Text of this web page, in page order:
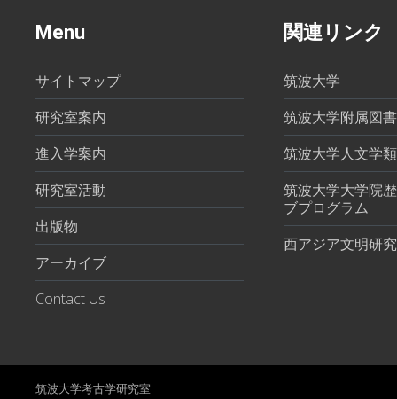
Menu
サイトマップ
研究室案内
進入学案内
研究室活動
出版物
アーカイブ
Contact Us
関連リンク
筑波大学
筑波大学附属図
筑波大学人文学類
筑波大学大学院
ブプログラム
西アジア文明研
筑波大学考古学研究室